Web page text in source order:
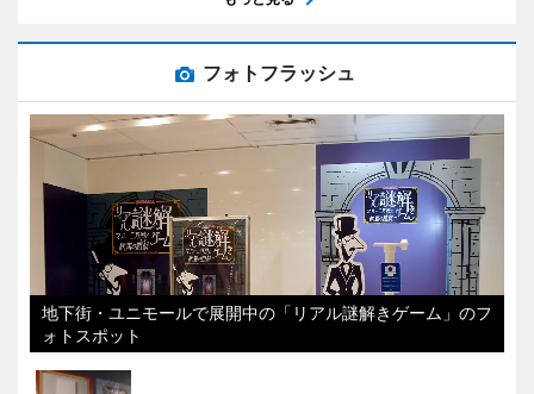
フォトフラッシュ
地下街・ユニモールで展開中の「リアル謎解きゲーム」のフ
ォトスポット